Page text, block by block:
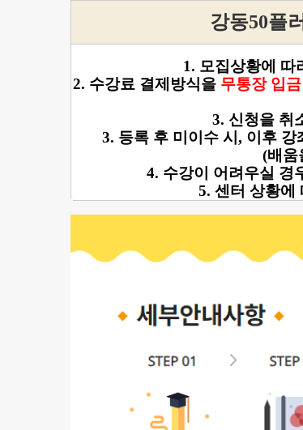
강동50플
1. 모집상황에 따
2. 수강료 결제방식을 무통장 입금
3. 신청을 취
3. 등록 후 미이수 시, 이후
(배움
4. 수강이 어려우실 경
5. 센터 상황에